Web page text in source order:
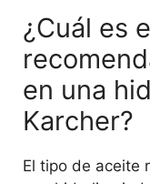
¿Cuál es
en una
Karcher?
El tipo de aceite